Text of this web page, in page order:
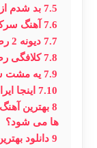
7.5 بد شدم
7.6 آهنگ
7.7 دیونه 2 رضا پیشرو
7.8 کلافگی
7.9 یه مشت
7.10 اینجا
8 بهترین
ها می شود؟
9 دانلود